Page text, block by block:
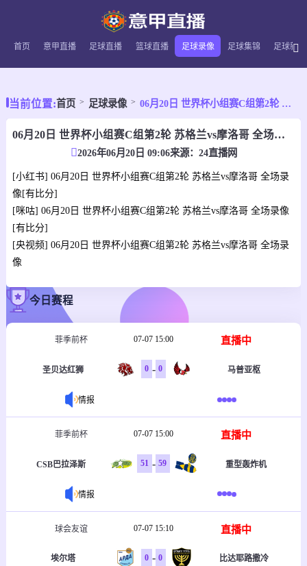
首页 意甲直播 足球直播 篮球直播 足球录像 足球集锦 足球新闻
当前位置:首页 足球录像 06月20日 世界杯小组赛C组第2轮 苏格兰vs摩洛哥 全场录像
06月20日 世界杯小组赛C组第2轮 苏格兰vs摩洛哥 全场录像
2026年06月20日 09:06来源： 24直播网
[小红书] 06月20日 世界杯小组赛C组第2轮 苏格兰vs摩洛哥 全场录
像[有比分]
[咪咕] 06月20日 世界杯小组赛C组第2轮 苏格兰vs摩洛哥 全场录像
[有比分]
[央视频] 06月20日 世界杯小组赛C组第2轮 苏格兰vs摩洛哥 全场录
像
今日赛程
菲季前杯 07-07 15:00 直播中
圣贝达红狮 0 - 0 马普亚枢
情报
菲季前杯 07-07 15:00 直播中
CSB巴拉泽斯 51 - 59 重型轰炸机
情报
球会友谊 07-07 15:10 直播中
埃尔塔 0 - 0 比达耶路撒冷